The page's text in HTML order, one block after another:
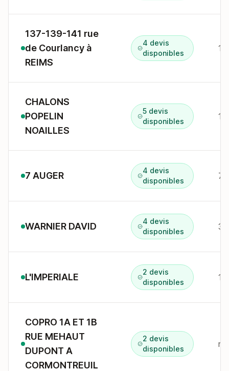
137-139-141 rue
de Courlancy à
REIMS
4 devis
disponibles
CHALONS
POPELIN
NOAILLES
5 devis
disponibles
7 AUGER
4 devis
disponibles
7
WARNIER DAVID
4 devis
disponibles
3
L'IMPERIALE
2 devis
disponibles
COPRO 1A ET 1B
RUE MEHAUT
DUPONT A
CORMONTREUIL
2 devis
disponibles
r